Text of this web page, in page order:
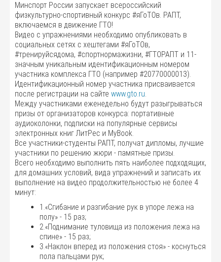
Минспорт России запускает всероссийский
физкультурно-спортивный конкурс #яГоТОв. РАПТ,
включаемся в движение ГТО!
Видео с упражнениями необходимо опубликовать в
социальных сетях с хештегами #яГоТОв,
#тренируйсядома, #спортнормажизни, #ГТОРАПТ и 11-
значным уникальным идентификационным номером
участника комплекса ГТО (например #20770000013).
Идентификационный номер участника присваивается
после регистрации на сайте www.gto.ru.
Между участниками еженедельно будут разыгрываться
призы от организаторов конкурса: портативные
аудиоколонки, подписки на популярные сервисы
электронных книг ЛитРес и MyBook.
Все участники-студенты РАПТ, получат дипломы, лучшие
участники по решению жюри - памятные призы.
Всего необходимо выполнить пять наиболее подходящих,
для домашних условий, вида упражнений и записать их
выполнение на видео продолжительностью не более 4
минут:
1.«Сгибание и разгибание рук в упоре лежа на
полу» - 15 раз;
2.«Поднимание туловища из положения лежа на
спине» - 15 раз;
3.«Наклон вперед из положения стоя» - коснуться
пола пальцами рук;